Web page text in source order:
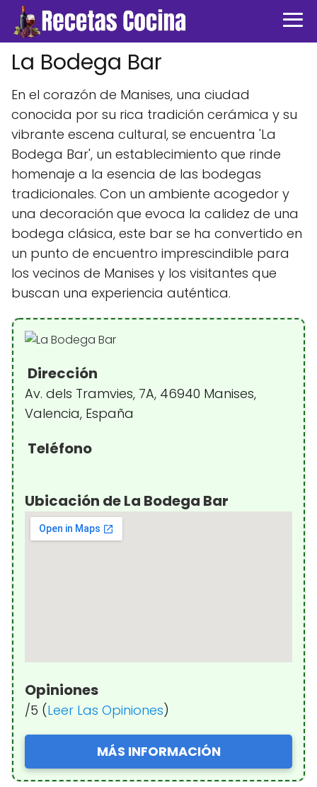
La Bodega Bar
En el corazón de Manises, una ciudad
conocida por su rica tradición cerámica y su
vibrante escena cultural, se encuentra 'La
Bodega Bar', un establecimiento que rinde
homenaje a la esencia de las bodegas
tradicionales. Con un ambiente acogedor y
una decoración que evoca la calidez de una
bodega clásica, este bar se ha convertido en
un punto de encuentro imprescindible para
los vecinos de Manises y los visitantes que
buscan una experiencia auténtica.
Dirección
Av. dels Tramvies, 7A, 46940 Manises,
Valencia, España
Teléfono
Ubicación de La Bodega Bar
Opiniones
/5 (Leer Las Opiniones)
MÁS INFORMACIÓN